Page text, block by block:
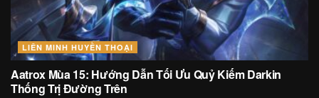
LIÊN MINH HUYỀN THOẠI
Aatrox Mùa 15: Hướng Dẫn Tối Ưu Quỷ Kiếm Darkin
Thống Trị Đường Trên